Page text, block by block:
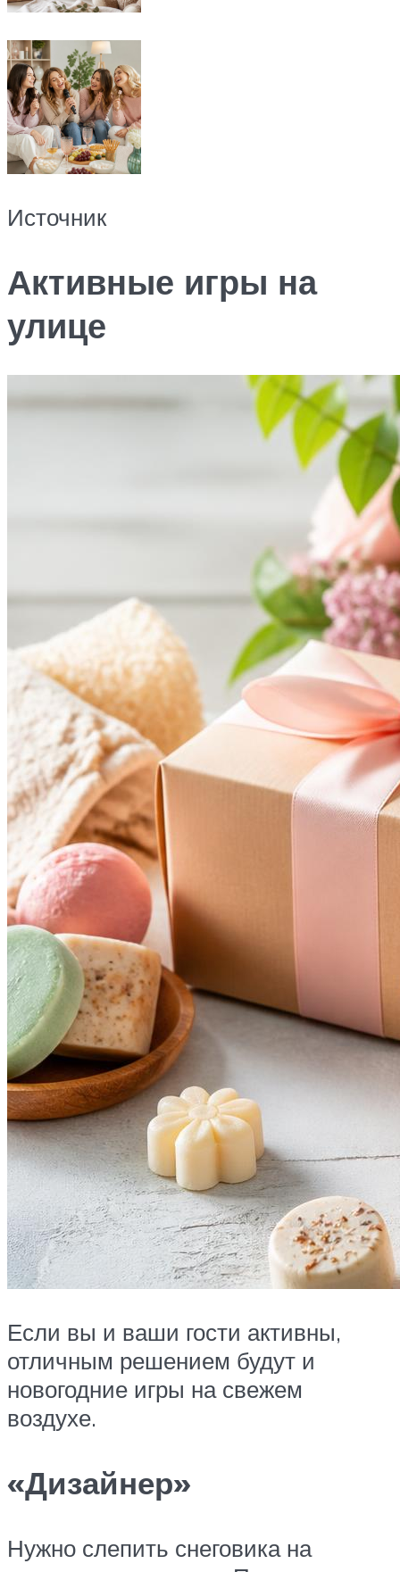
Источник
Активные игры на
улице
Если вы и ваши гости активны,
отличным решением будут и
новогодние игры на свежем
воздухе.
«Дизайнер»
Нужно слепить снеговика на